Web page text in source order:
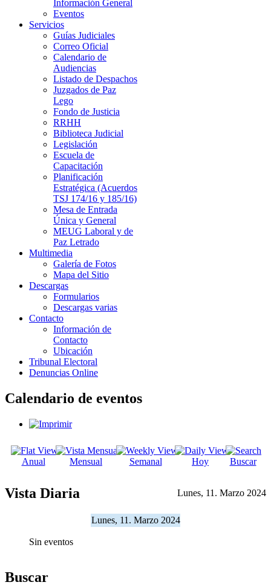
Información General
Eventos
Servicios
Guías Judiciales
Correo Oficial
Calendario de
Audiencias
Listado de Despachos
Juzgados de Paz
Lego
Fondo de Justicia
RRHH
Biblioteca Judicial
Legislación
Escuela de
Capacitación
Planificación
Estratégica (Acuerdos
TSJ 174/16 y 185/16)
Mesa de Entrada
Única y General
MEUG Laboral y de
Paz Letrado
Multimedia
Galería de Fotos
Mapa del Sitio
Descargas
Formularios
Descargas varias
Contacto
Información de
Contacto
Ubicación
Tribunal Electoral
Denuncias Online
Calendario de eventos
Anual Mensual Semanal Hoy Buscar
Vista Diaria Lunes, 11. Marzo 2024
Lunes, 11. Marzo 2024
Sin eventos
Buscar